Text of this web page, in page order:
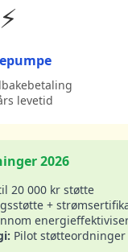
⚡
levetid
2026
20 000 kr støtte
+
Pilot støtteordninger